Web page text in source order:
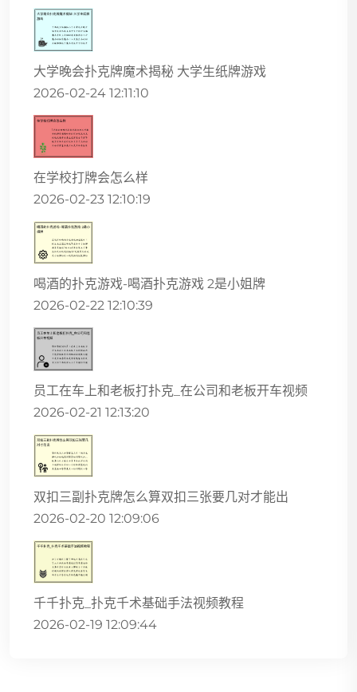
大学晚会扑克牌魔术揭秘 大学生纸牌游戏
2026-02-24 12:11:10
在学校打牌会怎么样
2026-02-23 12:10:19
喝酒的扑克游戏-喝酒扑克游戏 2是小姐牌
2026-02-22 12:10:39
员工在车上和老板打扑克_在公司和老板开车视频
2026-02-21 12:13:20
双扣三副扑克牌怎么算双扣三张要几对才能出
2026-02-20 12:09:06
千千扑克_扑克千术基础手法视频教程
2026-02-19 12:09:44